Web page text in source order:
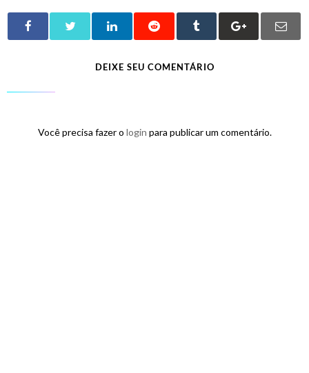
DEIXE SEU COMENTÁRIO
Você precisa fazer o login para publicar um comentário.